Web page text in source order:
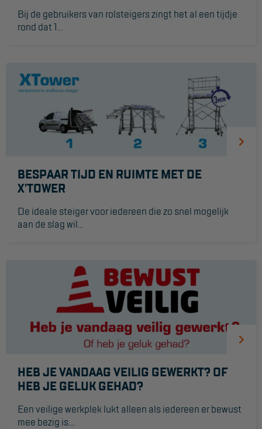
VERHUUR
Steigers
Rolsteigers
Schilderstellingen
Steiger overkapping
Hangbruginstallaties
Schilderwerkzaamheden
Industrieel onderhoud
Telescoop hoogwerkers
Knikarmhoogwerkers
Spinhoogwerkers
Schaarhoogwerkers
Masthoogwerkers
Bij de gebruikers van rolsteigers zingt het al een tijdje
rond dat 1...
BESPAAR TIJD EN RUIMTE MET DE
X’TOWER
De ideale steiger voor iedereen die zo snel mogelijk
aan de slag wil...
HEB JE VANDAAG VEILIG GEWERKT? OF
HEB JE GELUK GEHAD?
Een veilige werkplek lukt alleen als iedereen er bewust
mee bezig is....